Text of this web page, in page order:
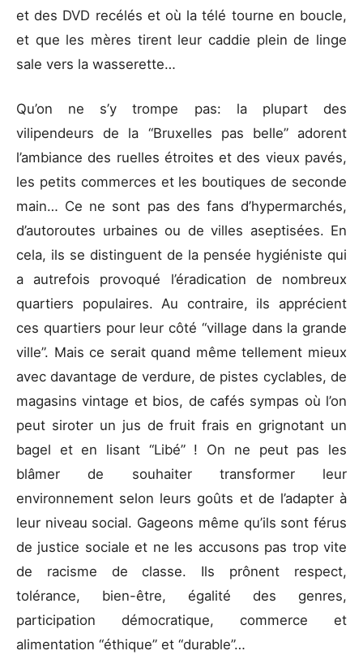
et des DVD recélés et où la télé tourne en boucle,
et que les mères tirent leur caddie plein de linge
sale vers la wasserette…
Qu’on ne s’y trompe pas: la plupart des
vilipendeurs de la “Bruxelles pas belle” adorent
l’ambiance des ruelles étroites et des vieux pavés,
les petits commerces et les boutiques de seconde
main… Ce ne sont pas des fans d’hypermarchés,
d’autoroutes urbaines ou de villes aseptisées. En
cela, ils se distinguent de la pensée hygiéniste qui
a autrefois provoqué l’éradication de nombreux
quartiers populaires. Au contraire, ils apprécient
ces quartiers pour leur côté “village dans la grande
ville”. Mais ce serait quand même tellement mieux
avec davantage de verdure, de pistes cyclables, de
magasins vintage et bios, de cafés sympas où l’on
peut siroter un jus de fruit frais en grignotant un
bagel et en lisant “Libé” ! On ne peut pas les
blâmer de souhaiter transformer leur
environnement selon leurs goûts et de l’adapter à
leur niveau social. Gageons même qu’ils sont férus
de justice sociale et ne les accusons pas trop vite
de racisme de classe. Ils prônent respect,
tolérance, bien-être, égalité des genres,
participation démocratique, commerce et
alimentation “éthique” et “durable”…